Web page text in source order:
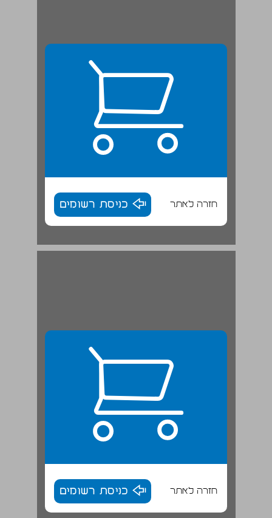
חזרה לאתר כניסת רשומים
פרק שלישי: מהפכה ... 26
חזרה לאתר כניסת רשומים